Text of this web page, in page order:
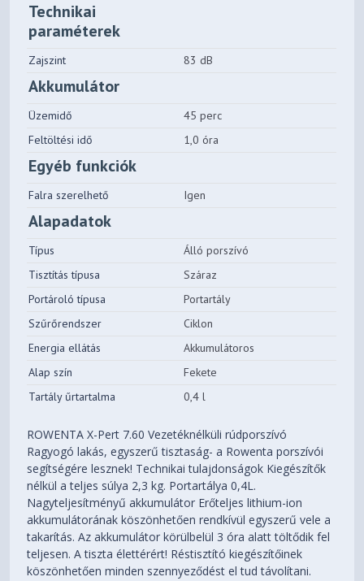
Technikai
paraméterek
Zajszint 83 dB
Akkumulátor
Üzemidő
45 perc
Feltöltési idő
1,0 óra
Egyéb funkciók
Falra szerelhető Igen
Alapadatok
Típus
Álló porszívó
Tisztítás típusa
Száraz
Portároló típusa
Portartály
Szűrőrendszer
Ciklon
Energia ellátás
Akkumulátoros
Alap szín
Fekete
Tartály űrtartalma
0,4 l
ROWENTA X-Pert 7.60 Vezetéknélküli rúdporszívó
Ragyogó lakás, egyszerű tisztaság- a Rowenta porszívói
segítségére lesznek! Technikai tulajdonságok Kiegészítők
nélkül a teljes súlya 2,3 kg. Portartálya 0,4L.
Nagyteljesítményű akkumulátor Erőteljes lithium-ion
akkumulátorának köszönhetően rendkívül egyszerű vele a
takarítás. Az akkumulátor körülbelül 3 óra alatt töltődik fel
teljesen. A tiszta élettérért! Réstisztító kiegészítőinek
köszönhetően minden szennyeződést el tud távolítani.